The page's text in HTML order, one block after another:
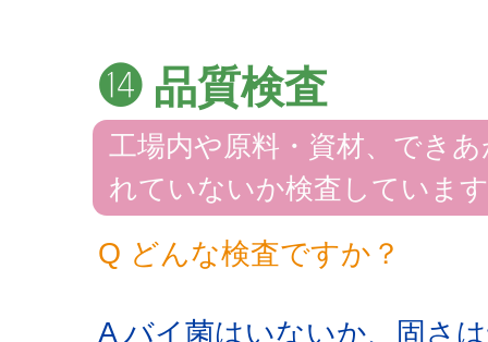
⓮ 品質検査
工場内や原料・資材、でき
れていないか検査していま
Q どんな検査ですか？
A バイ菌はいないか、固さ